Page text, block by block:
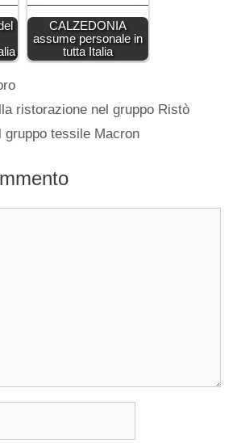
CALZEDONIA
assume personale in
tutta Italia
ristorazione nel gruppo Ristò
gruppo tessile Macron